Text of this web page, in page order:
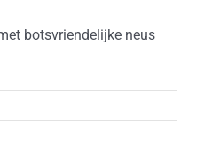
botsvriendelijke neus